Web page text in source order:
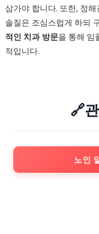
삼가야 합니다. 또한, 정
솔질은 조심스럽게 하되
적인 치과 방문을 통해 임
적입니다.
🔗
노인